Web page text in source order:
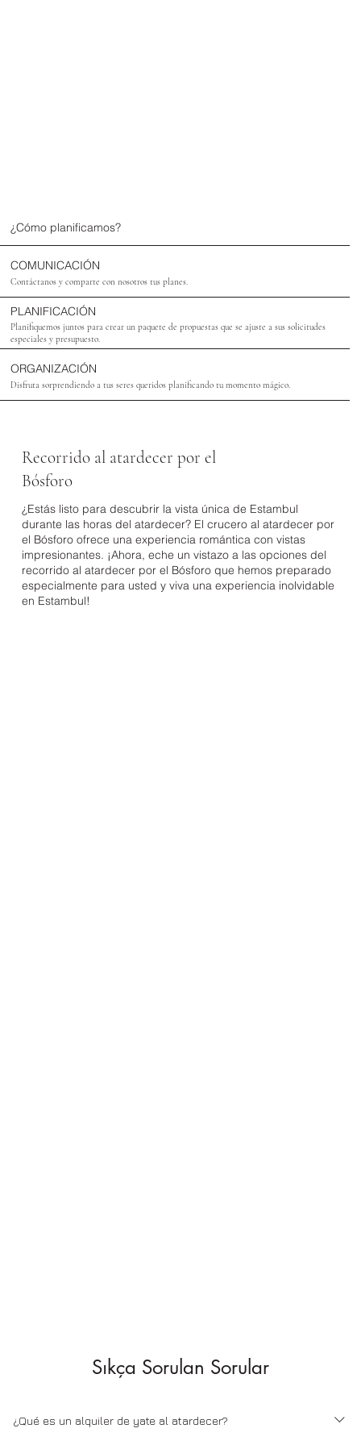
¿Cómo planificamos?
COMUNICACIÓN
Contáctanos y comparte con nosotros tus planes.
PLANIFICACIÓN
Planifiquemos juntos para crear un paquete de propuestas que se ajuste a sus solicitudes
especiales y presupuesto.
ORGANIZACIÓN
Disfruta sorprendiendo a tus seres queridos planificando tu momento mágico.
Recorrido al atardecer por el
Bósforo
¿Estás listo para descubrir la vista única de Estambul
durante las horas del atardecer? El crucero al atardecer por
el Bósforo ofrece una experiencia romántica con vistas
impresionantes. ¡Ahora, eche un vistazo a las opciones del
recorrido al atardecer por el Bósforo que hemos preparado
especialmente para usted y viva una experiencia inolvidable
en Estambul!
Sıkça Sorulan Sorular
¿Qué es un alquiler de yate al atardecer?